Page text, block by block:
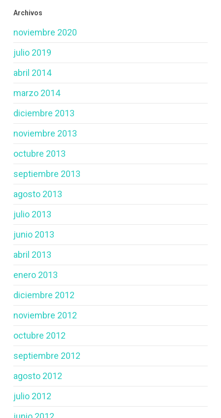
Archivos
noviembre 2020
julio 2019
abril 2014
marzo 2014
diciembre 2013
noviembre 2013
octubre 2013
septiembre 2013
agosto 2013
julio 2013
junio 2013
abril 2013
enero 2013
diciembre 2012
noviembre 2012
octubre 2012
septiembre 2012
agosto 2012
julio 2012